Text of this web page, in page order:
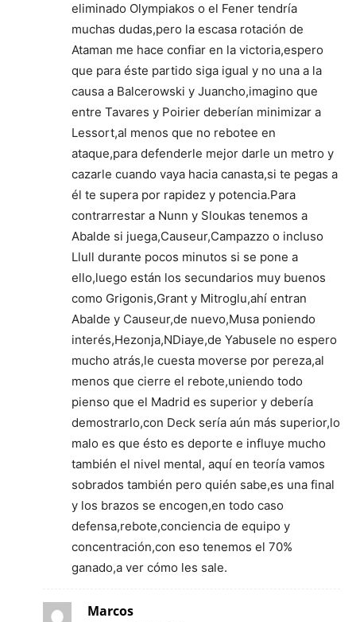
eliminado Olympiakos o el Fener tendría
muchas dudas,pero la escasa rotación de
Ataman me hace confiar en la victoria,espero
que para éste partido siga igual y no una a la
causa a Balcerowski y Juancho,imagino que
entre Tavares y Poirier deberían minimizar a
Lessort,al menos que no rebotee en
ataque,para defenderle mejor darle un metro y
cazarle cuando vaya hacia canasta,si te pegas a
él te supera por rapidez y potencia.Para
contrarrestar a Nunn y Sloukas tenemos a
Abalde si juega,Causeur,Campazzo o incluso
Llull durante pocos minutos si se pone a
ello,luego están los secundarios muy buenos
como Grigonis,Grant y Mitroglu,ahí entran
Abalde y Causeur,de nuevo,Musa poniendo
interés,Hezonja,NDiaye,de Yabusele no espero
mucho atrás,le cuesta moverse por pereza,al
menos que cierre el rebote,uniendo todo
pienso que el Madrid es superior y debería
demostrarlo,con Deck sería aún más superior,lo
malo es que ésto es deporte e influye mucho
también el nivel mental, aquí en teoría vamos
sobrados también pero quién sabe,es una final
y los brazos se encogen,en todo caso
defensa,rebote,conciencia de equipo y
concentración,con eso tenemos el 70%
ganado,a ver cómo les sale.
Marcos